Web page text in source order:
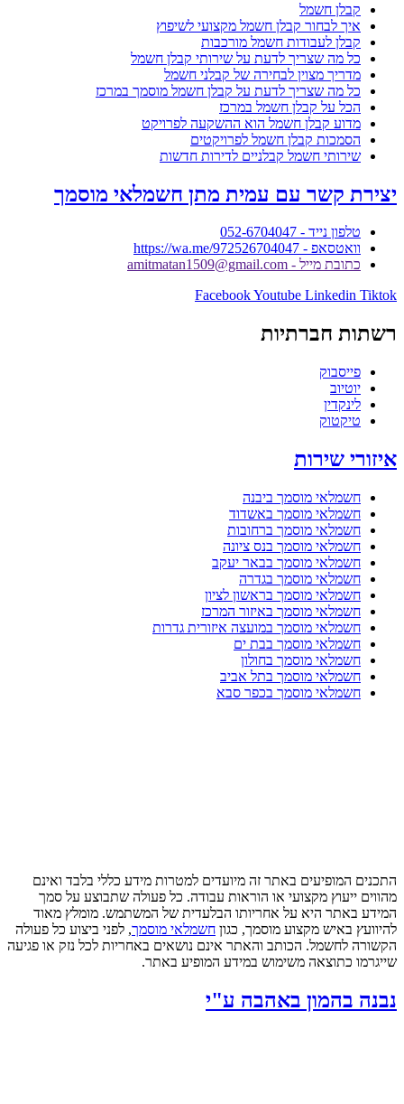
קבלן חשמל
איך לבחור קבלן חשמל מקצועי לשיפוץ
קבלן לעבודות חשמל מורכבות
כל מה שצריך לדעת על שירותי קבלן חשמל
מדריך מצוין לבחירה של קבלני חשמל
כל מה שצריך לדעת על קבלן חשמל מוסמך במרכז
הכל על קבלן חשמל במרכז
מדוע קבלן חשמל הוא ההשקעה לפרויקט
הסמכות קבלן חשמל לפרויקטים
שירותי חשמל קבלניים לדירות חדשות
יצירת קשר עם עמית מתן חשמלאי מוסמך
טלפון נייד - 052-6704047
וואטסאפ - https://wa.me/972526704047
כתובת מייל - amitmatan1509@gmail.com
FacebookYoutube Linkedin Tiktok
רשתות חברתיות
פייסבוק
יוטיוב
לינקדין
טיקטוק
איזורי שירות
חשמלאי מוסמך ביבנה
חשמלאי מוסמך באשדוד
חשמלאי מוסמך ברחובות
חשמלאי מוסמך בנס ציונה
חשמלאי מוסמך בבאר יעקב
חשמלאי מוסמך בגדרה
חשמלאי מוסמך בראשון לציון
חשמלאי מוסמך באיזור המרכז
חשמלאי מוסמך במועצה איזורית גדרות
חשמלאי מוסמך בבת ים
חשמלאי מוסמך בחולון
חשמלאי מוסמך בתל אביב
חשמלאי מוסמך בכפר סבא
התכנים המופיעים באתר זה מיועדים למטרות מידע כללי בלבד ואינם
מהווים ייעוץ מקצועי או הוראות עבודה. כל פעולה שתבוצע על סמך
המידע באתר היא על אחריותו הבלעדית של המשתמש. מומלץ מאוד
להיוועץ באיש מקצוע מוסמך, כגון חשמלאי מוסמך, לפני ביצוע כל פעולה
הקשורה לחשמל. הכותב והאתר אינם נושאים באחריות לכל נזק או פגיעה
שייגרמו כתוצאה משימוש במידע המופיע באתר.
נבנה בהמון באהבה ע"י